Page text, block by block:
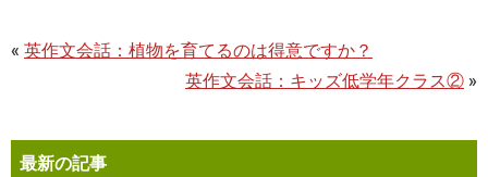
« 英作文会話：植物を育てるのは得意ですか？
英作文会話：キッズ低学年クラス② »
最新の記事